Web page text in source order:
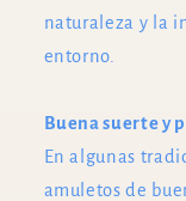
naturaleza y la
entorno.
Buena suerte y
En algunas
amuletos de